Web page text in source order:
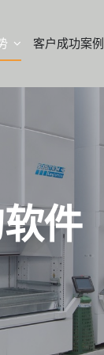
客户成功案例
件